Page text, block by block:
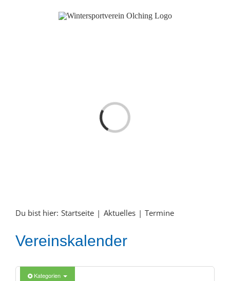
Laden...
Du bist hier: Startseite Aktuelles Termine
Vereinskalender
Kategorien